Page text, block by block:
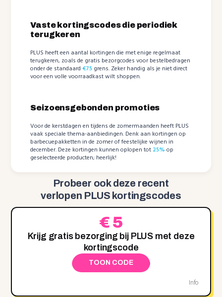
Vaste kortingscodes die periodiek
terugkeren
PLUS heeft een aantal kortingen die met enige regelmaat
terugkeren, zoals de gratis bezorgcodes voor bestelbedragen
onder de standaard€75 grens. Zeker handig als je niet direct
voor een volle voorraadkast wilt shoppen.
Seizoensgebonden promoties
Voor de kerstdagen en tijdens de zomermaanden heeft PLUS
vaak speciale thema-aanbiedingen. Denk aan kortingen op
barbecuepakketten in de zomer of feestelijke wijnen in
december. Deze kortingen kunnen oplopen tot 25% op
geselecteerde producten; heerlijk!
Probeer ook deze recent
verlopen PLUS kortingscodes
€ 5
Krijg gratis bezorging bij PLUS met deze
kortingscode
TOON CODE
Info